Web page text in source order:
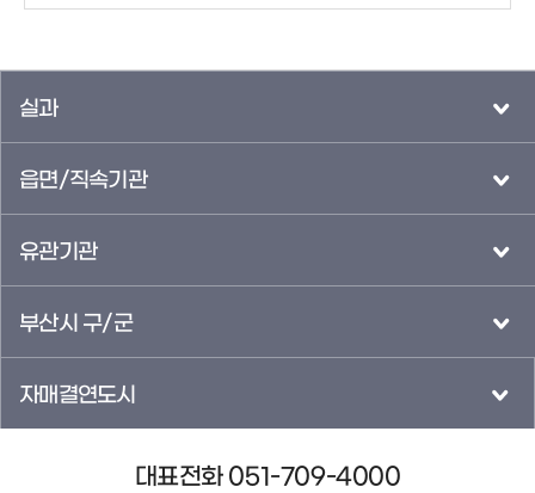
실과
읍면/직속기관
유관기관
부산시 구/군
자매결연도시
대표전화 051-709-4000